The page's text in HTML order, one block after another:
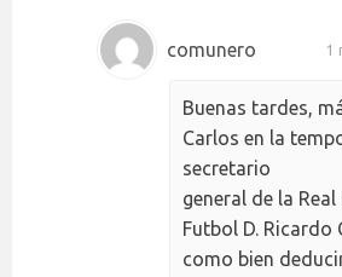
comunero 1
Buenas tardes,
Carlos en la
secretario
general de la
Futbol D.
como bien